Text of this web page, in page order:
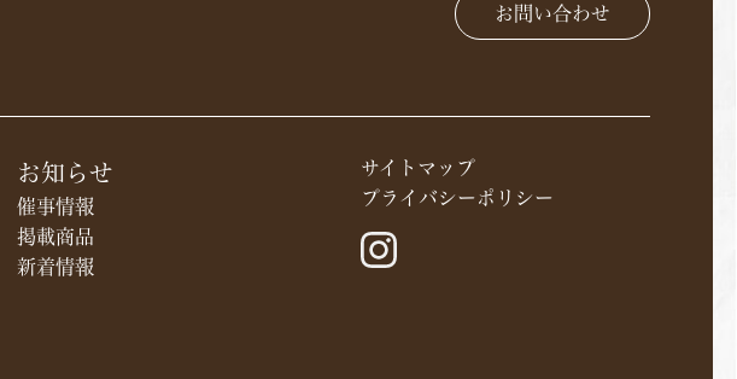
お問い合わせ
お知らせ
催事情報
​掲載商品
新着情報
サイトマップ
プライバシーポリシー